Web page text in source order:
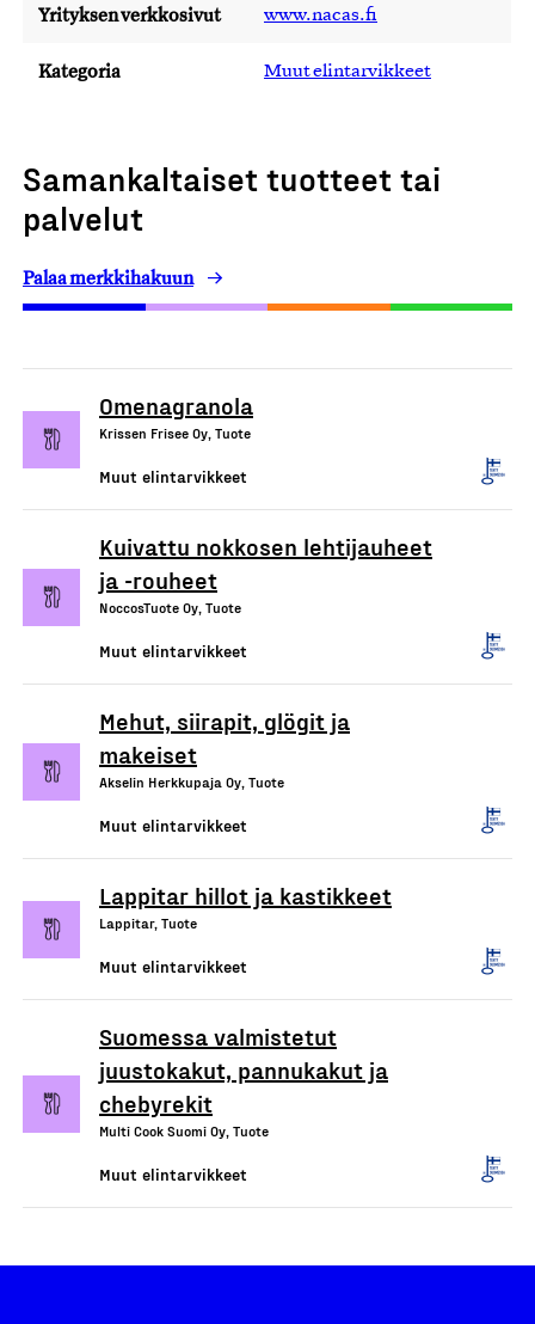
Yrityksen verkkosivut www.nacas.fi
Kategoria Muut elintarvikkeet
Samankaltaiset tuotteet tai
palvelut
Palaa merkkihakuun
Omenagranola
Krissen Frisee Oy, Tuote
Muut elintarvikkeet
Kuivattu nokkosen lehtijauheet
ja -rouheet
NoccosTuote Oy, Tuote
Muut elintarvikkeet
Mehut, siirapit, glögit ja
makeiset
Akselin Herkkupaja Oy, Tuote
Muut elintarvikkeet
Lappitar hillot ja kastikkeet
Lappitar, Tuote
Muut elintarvikkeet
Suomessa valmistetut
juustokakut, pannukakut ja
chebyrekit
Multi Cook Suomi Oy, Tuote
Muut elintarvikkeet